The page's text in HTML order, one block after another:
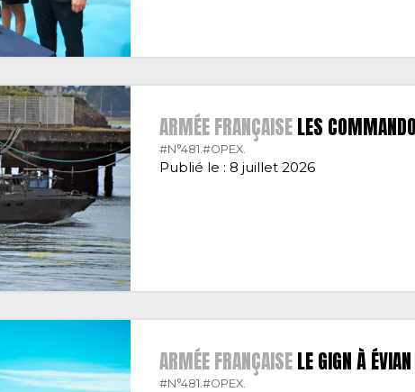
ARMÉE FRANÇAISELES
#N°481.#OPEX.
Publié le : 8 juillet 2026
ARMÉE FRANÇAISELE GIGN À ÉVIAN
#N°481.#OPEX.